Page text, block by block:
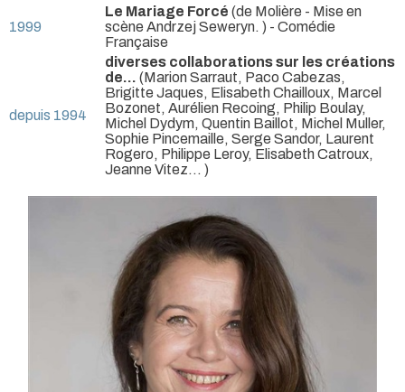
1999
Le Mariage Forcé (de Molière - Mise en
scène Andrzej Seweryn. ) - Comédie
Française
depuis 1994
diverses collaborations sur les créations
de... (Marion Sarraut, Paco Cabezas,
Brigitte Jaques, Elisabeth Chailloux, Marcel
Bozonet, Aurélien Recoing, Philip Boulay,
Michel Dydym, Quentin Baillot, Michel Muller,
Sophie Pincemaille, Serge Sandor, Laurent
Rogero, Philippe Leroy, Elisabeth Catroux,
Jeanne Vitez… )